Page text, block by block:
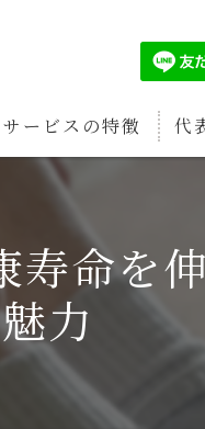
サービスの特徴
筋肉増強
疲労回復
関節痛予防
代
命を
魅力